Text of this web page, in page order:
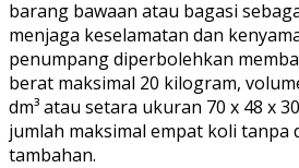
barang bawaan atau bagasi
menjaga keselamatan dan
penumpang diperbolehkan
berat maksimal 20 kilogram,
dm³ atau setara ukuran 70 x 48 x
jumlah maksimal empat koli tanpa
tambahan.